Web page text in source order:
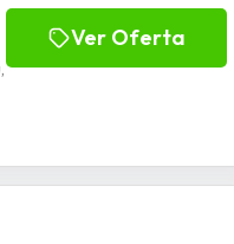
Ver Oferta